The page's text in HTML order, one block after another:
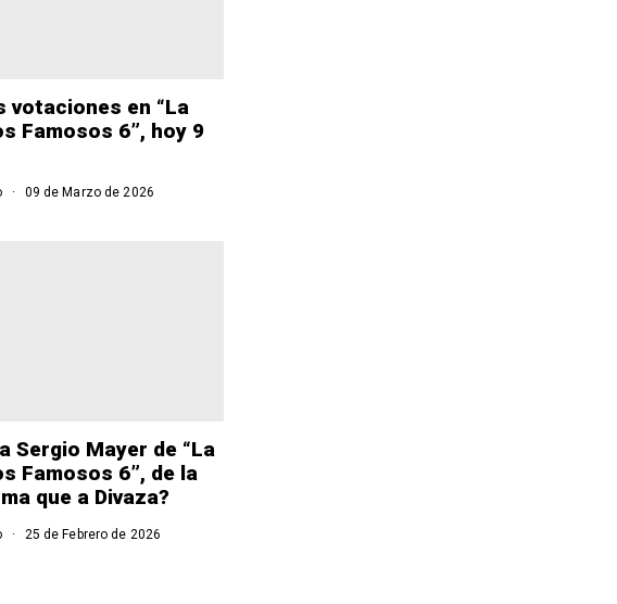
votaciones en “La
Famosos 6”, hoy 9
09 de Marzo de 2026
Sergio Mayer de “La
Famosos 6”, de la
que a Divaza?
25 de Febrero de 2026